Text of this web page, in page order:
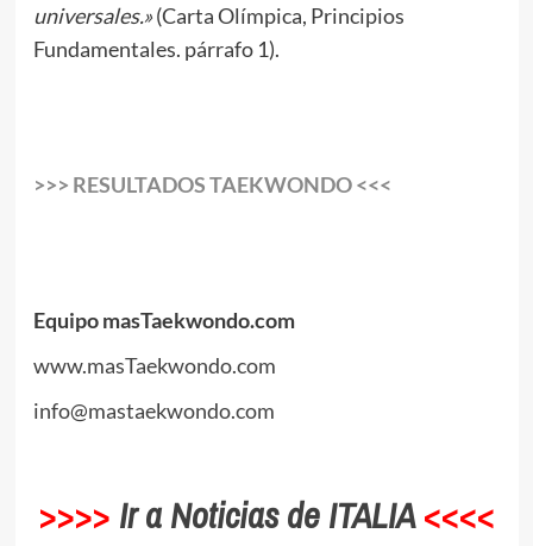
universales.»(Carta Olímpica, Principios
Fundamentales. párrafo 1).
>>> RESULTADOS TAEKWONDO<<<
Equipo masTaekwondo.com
www.masTaekwondo.com
info@mastaekwondo.com
>>>> Ir a Noticias de ITALIA<<<<